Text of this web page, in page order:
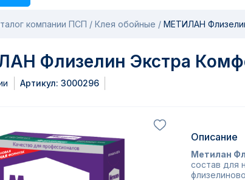
компании ПСП Клея обойные МЕТИЛАН
Артикул: 3000296
Флизелин Экстра
Описание
Метилан
состав для